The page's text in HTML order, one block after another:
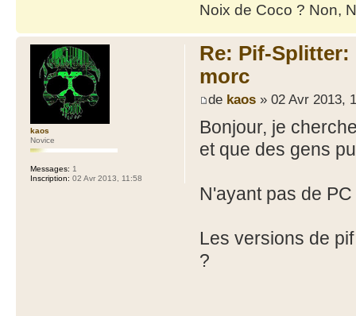
Noix de Coco ? Non,
Re: Pif-
morc
de kaos» 02 Avr 2013,
Bonjour, je
et que des gens
N'ayant pas de
Les versions de
?
kaos
Novice
Messages: 1
Inscription: 02 Avr 2013, 11:58